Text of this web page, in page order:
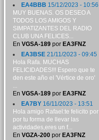
EA4BBB 15/12/2023 - 10:56
MUY BUENAS. OS DESEO A
TODOS LOS AMIGOS Y
SIMPATIZANTES DEL RADIO
CLUB UNA FELICES...
En VGSA-189por EA3FNZ
EA3BSE21/11/2023 - 09:45
Hola Rafa. MUCHAS
FELICIDADES!!! Espero que te
den este año el 'Vértice de oro'
...
En VGSA-189por EA3FNZ
EA7BY16/11/2023 - 13:51
Hola amigo Rafael:te felicito por
por tu forma de llevar las
actividades,eres un f...
En VGZA-200por EA3FNZ